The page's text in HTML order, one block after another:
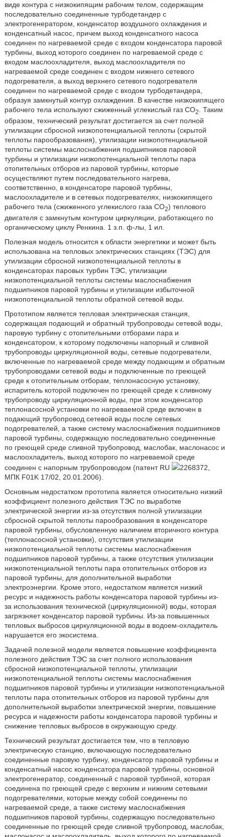
виде контура с низкокипящим рабочим телом, содержащим
последовательно соединенные турбодетандер с
электрогенератором, конденсатор воздушного охлаждения и
конденсатный насос, причем выход конденсатного насоса
соединен по нагреваемой среде с входом конденсатора паровой
турбины, выход которого соединен по нагреваемой среде с
входом маслоохладителя, выход маслоохладителя по
нагреваемой среде соединен с входом нижнего сетевого
подогревателя, а выход верхнего сетевого подогревателя
соединен по нагреваемой среде с входом турбодетандера,
образуя замкнутый контур охлаждения. В качестве низкокипящего
рабочего тела используют сжиженный углекислый газ CO2
. Таким
образом, технический результат достигается за счет полной
утилизации сбросной низкопотенциальной теплоты (скрытой
теплоты парообразования), утилизации низкопотенциальной
теплоты системы маслоснабжения подшипников паровой
турбины и утилизации низкопотенциальной теплоты пара
отопительных отборов из паровой турбины, которые
осуществляют путем последовательного нагрева,
соответственно, в конденсаторе паровой турбины,
маслоохладителе и в сетевых подогревателях, низкокипящего
рабочего тела (сжиженного углекислого газа CO2) теплового
двигателя с замкнутым контуром циркуляции, работающего по
органическому циклу Ренкина. 1 з.п. ф-лы, 1 ил.
Полезная модель относится к области энергетики и может быть
использована на тепловых электрических станциях (ТЭС) для
утилизации сбросной низкопотенциальной теплоты в
конденсаторах паровых турбин ТЭС, утилизации
низкопотенциальной теплоты системы маслоснабжения
подшипников паровой турбины и утилизации избыточной
низкопотенциальной теплоты обратной сетевой воды.
Прототипом является тепловая электрическая станция,
содержащая подающий и обратный трубопроводы сетевой воды,
паровую турбину с отопительными отборами пара и
конденсатором, к которому подключены напорный и сливной
трубопроводы циркуляционной воды, сетевые подогреватели,
включенные по нагреваемой среде между подающим и обратным
трубопроводами сетевой воды и подключенные по греющей
среде к отопительным отборам, теплонасосную установку,
испаритель которой подключен по греющей среде к сливному
трубопроводу циркуляционной воды, при этом конденсатор
теплонасосной установки по нагреваемой среде включен в
подающий трубопровод сетевой воды после сетевых
подогревателей, а также систему маслоснабжения подшипников
паровой турбины, содержащую последовательно соединенные
по греющей среде сливной трубопровод, маслобак, маслонасос и
маслоохладитель, выход которого по нагреваемой среде
соединен с напорным трубопроводом (патент RU
2268372,
МПК F01K 17/02, 20.01.2006).
Основным недостатком прототипа является относительно низкий
коэффициент полезного действия ТЭС по выработке
электрической энергии из-за отсутствия полной утилизации
сбросной скрытой теплоты парообразования в конденсаторе
паровой турбины, обусловленную наличием вторичного контура
(теплонасосной установки), отсутствия утилизации
низкопотенциальной теплоты системы маслоснабжения
подшипников паровой турбины, а также отсутствия утилизации
низкопотенциальной теплоты пара отопительных отборов из
паровой турбины, для дополнительной выработки
электроэнергии. Кроме этого, недостатком является низкий
ресурс и надежность работы конденсатора паровой турбины из-
за использования технической (циркуляционной) воды, которая
загрязняет конденсатор паровой турбины. Из-за повышенных
тепловых выбросов циркуляционной воды в водоем-охладитель
нарушается его экосистема.
Задачей полезной модели является повышение коэффициента
полезного действия ТЭС за счет полного использования
сбросной низкопотенциальной теплоты, утилизации
низкопотенциальной теплоты системы маслоснабжения
подшипников паровой турбины и утилизации низкопотенциальной
теплоты пара отопительных отборов из паровой турбины для
дополнительной выработки электрической энергии, повышение
ресурса и надежности работы конденсатора паровой турбины и
снижение тепловых выбросов в окружающую среду.
Технический результат достигается тем, что в тепловую
электрическую станцию, включающую последовательно
соединенные паровую турбину, конденсатор паровой турбины и
конденсатный насос конденсатора паровой турбины, основной
электрогенератор, соединенный с паровой турбиной, которая
соединена по греющей среде с верхним и нижним сетевыми
подогревателями, которые между собой соединены по
нагреваемой среде, а также систему маслоснабжения
подшипников паровой турбины, содержащую последовательно
соединенные по греющей среде сливной трубопровод, маслобак,